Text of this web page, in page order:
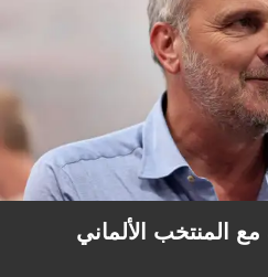
المنتخب الألماني